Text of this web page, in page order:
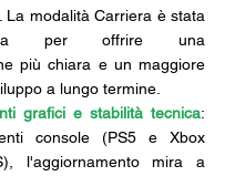
La modalità Carriera è stata
per offrire una
più chiara e un maggiore
a lungo termine.
grafici e stabilità tecnica:
console (PS5 e Xbox
l'aggiornamento mira a